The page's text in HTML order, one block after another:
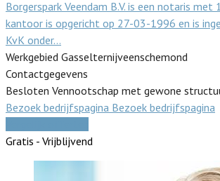
Borgerspark Veendam B.V. is een notaris met
kantoor is opgericht op 27-03-1996 en is
KvK onder…
Werkgebied Gasselternijveenschemond
Contactgegevens
Besloten Vennootschap met gewone
Bezoek bedrijfspagina Bezoek bedrijfspagina
Gratis - Vrijblijvend